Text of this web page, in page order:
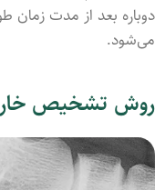
دوباره بعد از مدت زمان
می‌شود.
روش تشخیص خار